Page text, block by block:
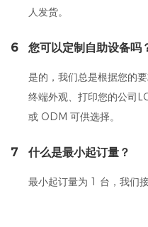
人发货。
6 您可以定制自助设备吗
是的，我们总是根据您的
终端外观、打印您的公司
或 ODM 可供选择。
7 什么是最小起订量？
最小起订量为 1 台，我们